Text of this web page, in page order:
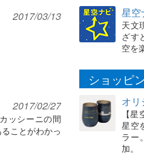
2017/03/13
2017/02/27
ッシーニの間
ことがわかっ
星空
天文
ざす
空を
ショッピ
オリ
【
星空
ラー
加。